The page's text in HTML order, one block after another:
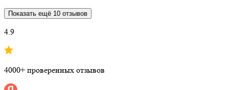
Показать ещё 10 отзывов
4.9
4000+ проверенных отзывов